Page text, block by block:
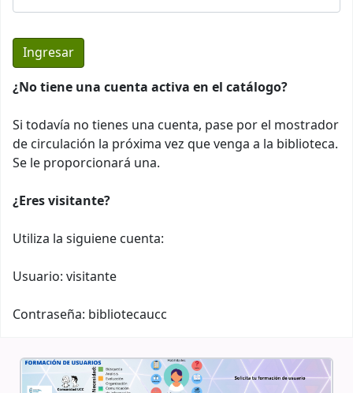
¿No tiene una cuenta activa en el catálogo?
Si todavía no tienes una cuenta, pase por el mostrador
de circulación la próxima vez que venga a la biblioteca.
Se le proporcionará una.
¿Eres visitante?
Utiliza la siguiene cuenta:
Usuario: visitante
Contraseña: bibliotecaucc